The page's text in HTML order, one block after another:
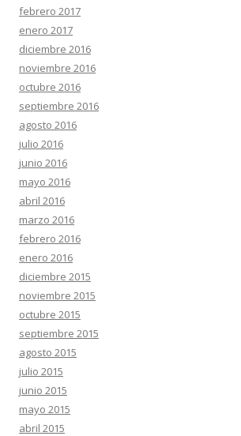
febrero 2017
enero 2017
diciembre 2016
noviembre 2016
octubre 2016
septiembre 2016
agosto 2016
julio 2016
junio 2016
mayo 2016
abril 2016
marzo 2016
febrero 2016
enero 2016
diciembre 2015
noviembre 2015
octubre 2015
septiembre 2015
agosto 2015
julio 2015
junio 2015
mayo 2015
abril 2015